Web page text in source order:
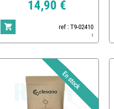
14,90 €
ref : T9-02410
1